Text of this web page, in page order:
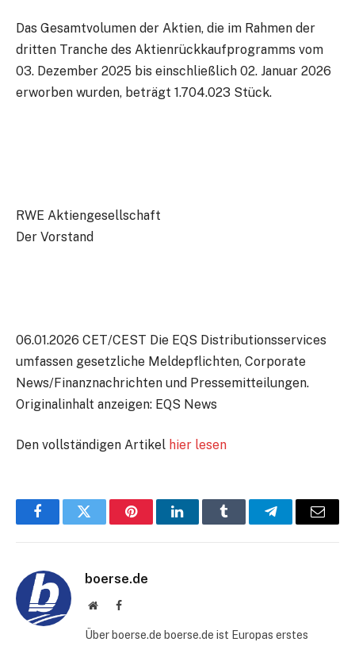
Das Gesamtvolumen der Aktien, die im Rahmen der
dritten Tranche des Aktienrückkaufprogramms vom
03. Dezember 2025 bis einschließlich 02. Januar 2026
erworben wurden, beträgt 1.704.023 Stück.
RWE Aktiengesellschaft
Der Vorstand
06.01.2026 CET/CEST Die EQS Distributionsservices
umfassen gesetzliche Meldepflichten, Corporate
News/Finanznachrichten und Pressemitteilungen.
Originalinhalt anzeigen: EQS News
Den vollständigen Artikel hier lesen
FacebookTwitter PinterestLinkedInTumblr TelegramE-
boerse.de
WebsiteFacebook
Über boerse.de boerse.de ist Europas erstes